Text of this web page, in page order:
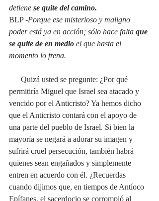
detiene se quite del camino.
BLP -Porque ese misterioso y maligno
poder está ya en acción; sólo hace falta que
se quite de en medio el que hasta el
momento lo frena.
permitiría Miguel que Israel sea atacado y
vencido por el Anticristo? Ya hemos dicho
que el Anticristo contará con el apoyo de
una parte del pueblo de Israel. Si bien la
mayoría se negará a adorar su imagen y
sufrirá cruel persecución, también habrá
quienes sean engañados y simplemente
entren en acuerdo con él. ¿Recuerdas
cuando dijimos que, en tiempos de Antíoco
Epífanes, el sacerdocio se corrompió al